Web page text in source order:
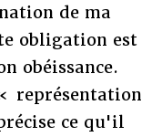
de ma
obligation est
obéissance.
représentation
ce qu'il